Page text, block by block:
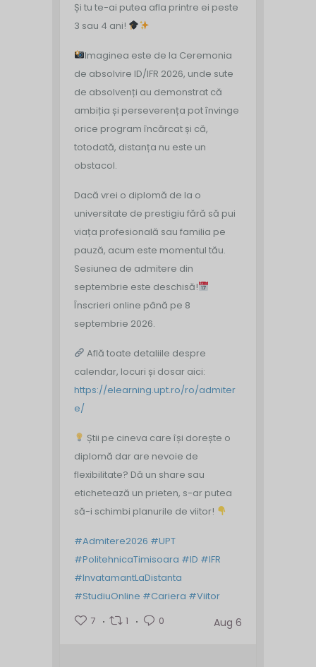
Și tu te-ai putea afla printre ei peste
3 sau 4 ani!
Imaginea este de la Ceremonia
de absolvire ID/IFR 2026, unde sute
de absolvenți au demonstrat că
ambiția și perseverența pot învinge
orice program încărcat și că,
totodată, distanța nu este un
obstacol.
Dacă vrei o diplomă de la o
universitate de prestigiu fără să pui
viața profesională sau familia pe
pauză, acum este momentul tău.
Sesiunea de admitere din
septembrie este deschisă!
Înscrieri online până pe 8
septembrie 2026.
Află toate detaliile despre
calendar, locuri și dosar aici:
https://elearning.upt.ro/ro/admiter
e/
Știi pe cineva care își dorește o
diplomă dar are nevoie de
flexibilitate? Dă un share sau
etichetează un prieten, s-ar putea
să-i schimbi planurile de viitor!
#Admitere2026 #UPT
#PolitehnicaTimisoara #ID #IFR
#InvatamantLaDistanta
#StudiuOnline #Cariera #Viitor
7
1 0 Aug 6